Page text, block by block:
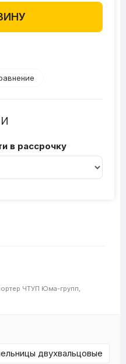
в рассрочку
ЧТУП Юма-групп,
двухвальцовые